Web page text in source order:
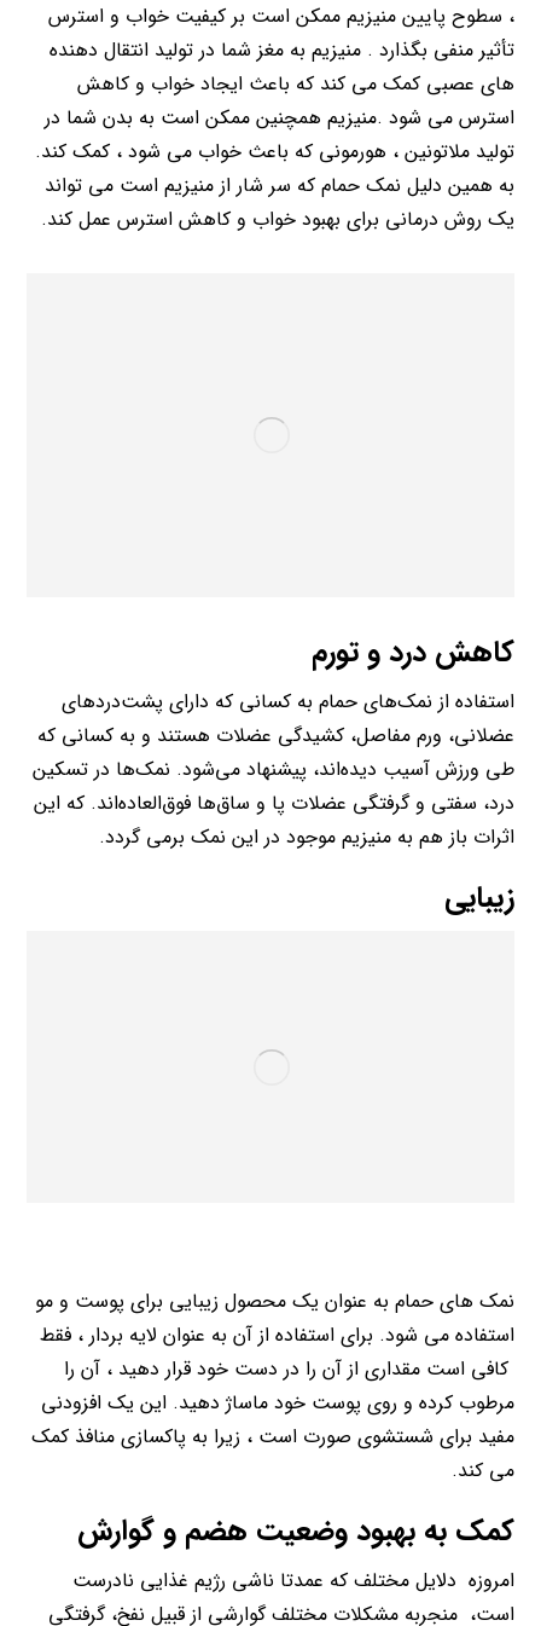
، سطوح پایین منیزیم ممکن است بر کیفیت خواب و استرس
تأثیر منفی بگذارد . منیزیم به مغز شما در تولید انتقال دهنده
های عصبی کمک می کند که باعث ایجاد خواب و کاهش
استرس می شود .منیزیم همچنین ممکن است به بدن شما در
تولید ملاتونین ، هورمونی که باعث خواب می شود ، کمک کند.
به همین دلیل نمک حمام که سر شار از منیزیم است می تواند
یک روش درمانی برای بهبود خواب و کاهش استرس عمل کند.
کاهش درد و تورم
استفاده از نمک‌های حمام به کسانی که دارای پشت‌دردهای
عضلانی، ورم مفاصل، کشیدگی عضلات هستند و به کسانی که
طی ورزش آسیب دیده‌اند، پیشنهاد می‌شود. نمک‌ها در تسکین
درد، سفتی و گرفتگی عضلات پا و ساق‌ها فوق‌العاده‌اند. که این
اثرات باز هم به منیزیم موجود در این نمک برمی گردد.
زیبایی
نمک های حمام به عنوان یک محصول زیبایی برای پوست و مو
استفاده می شود. برای استفاده از آن به عنوان لایه بردار ، فقط
کافی است مقداری از آن را در دست خود قرار دهید ، آن را
مرطوب کرده و روی پوست خود ماساژ دهید. این یک افزودنی
مفید برای شستشوی صورت است ، زیرا به پاکسازی منافذ کمک
می کند.
کمک به بهبود وضعیت هضم و گوارش
امروزه دلایل مختلف که عمدتا ناشی رژیم غذایی نادرست
است، منجربه مشکلات مختلف گوارشی از قبیل نفخ، گرفتگی